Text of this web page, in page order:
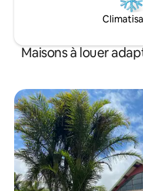
Maisons à louer